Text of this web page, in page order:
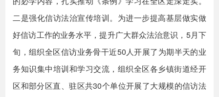
二是强化信访法治宣传培训。为进一步提高基层做实做
好信访工作的业务水平，提升广大群众法治意识，5月下
旬，组织全区信访业务骨干近50人开展了为期半天的业
务知识集中培训和学习交流，组织全区各乡镇街道经开
区和部分区直、驻区共30个单位开展了大规模的信访法